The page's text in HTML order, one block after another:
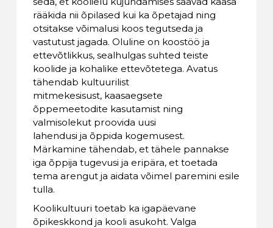
rääkida nii õpilased kui ka õpetajad ning
otsitakse võimalusi koos tegutseda ja
vastutust jagada. Oluline on koostöö ja
ettevõtlikkus, sealhulgas suhted teiste
koolide ja kohalike ettevõtetega. Avatus
tähendab kultuurilist
mitmekesisust, kaasaegsete
õppemeetodite kasutamist ning
valmisolekut proovida uusi
lahendusi ja õppida kogemusest.
Märkamine tähendab, et tähele pannakse
iga õppija tugevusi ja eripära, et toetada
tema arengut ja aidata võimel paremini esile
tulla.
Koolikultuuri toetab ka igapäevane
õpikeskkond ja kooli asukoht. Valga